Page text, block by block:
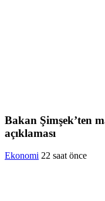
Bakan Şimşek’ten
açıklaması
Ekonomi 22 saat önce